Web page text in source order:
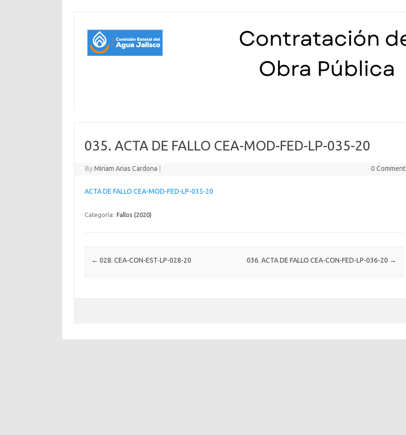
035. ACTA DE FALLO CEA-MOD-FED-LP-035-20
ByMiriam Arias Cardona 0 Comment
ACTA DE FALLO CEA-MOD-FED-LP-035-20
Categoría: Fallos (2020)
Post navigation
← 028. CEA-CON-EST-LP-028-20 036. ACTA DE FALLO CEA-CON-FED-LP-036-20 →